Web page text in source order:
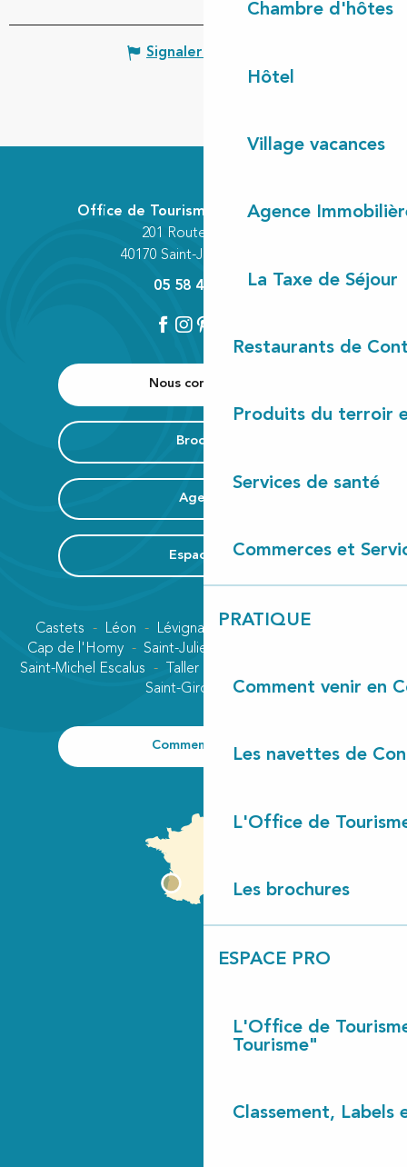
Chambre d'hôtes
Hôtel
Village vacances
Agence
La Taxe de Séjour
Restaurants de
Produits du terroir
Services de santé
Commerces et
PRATIQUE
Comment venir en
Les navettes de
L'Office de
Les brochures
ESPACE PRO
L'Office de
Tourisme"
Classement, Labels
Signaler une erreur
Nous contacter
Brochure
Agenda
Espace Pro
Office de Tourisme Communautaire
201 Route des Lacs
40170 Saint-Julien-en-Born
05 58 42 89 80
Castets Léon Lévignacq Linxe
Lit-et-Mixe
Cap de l'Homy
Saint-Julien-en-Born
Saint-Michel Escalus
Taller
Saint-Girons plage
Comment venir ?